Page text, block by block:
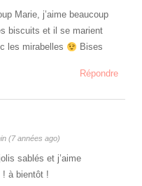
Marie, j’aime beaucoup
biscuits et il se marient
les mirabelles
Bises
Répondre
(7 années ago)
sablés et j’aime
! à bientôt !